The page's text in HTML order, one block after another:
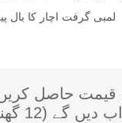
لمبی گرفت اچار کا بال
قیمت حاصل
(12 گھنٹوں کے اندر)